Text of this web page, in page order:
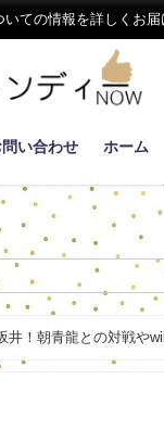
ての情報を詳しくお届
問い合わせ ホーム
！朝青龍との対戦や